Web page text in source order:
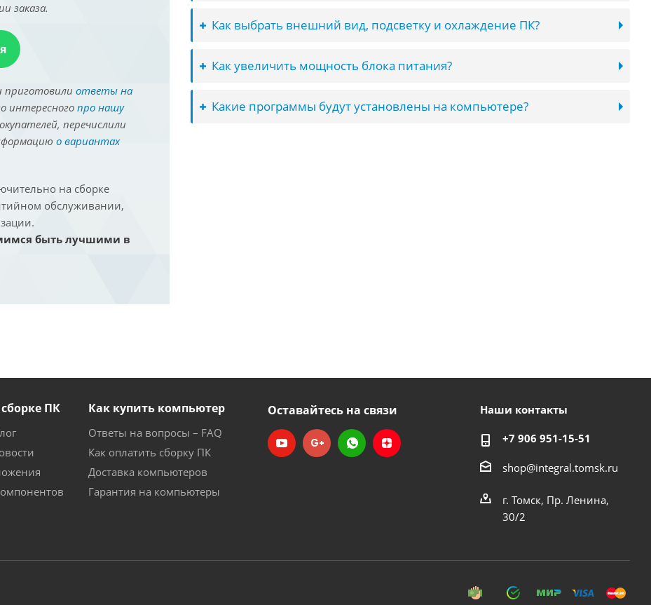
заказа.
ответы на
интересного про нашу
перечислили
о вариантах
на сборке
обслуживании,
быть лучшими в
Как выбрать внешний вид, подсветку и охлаждение ПК?
Как увеличить мощность блока питания?
Какие программы будут установлены на компьютере?
ПК Как купить компьютер
Ответы на вопросы – FAQ
Как оплатить сборку ПК
Доставка компьютеров
Гарантия на компьютеры
Оставайтесь на связи Наши контакты
+7 906 951-15-51
shop@integral.tomsk.ru
г. Томск, Пр. Ленина,
30/2